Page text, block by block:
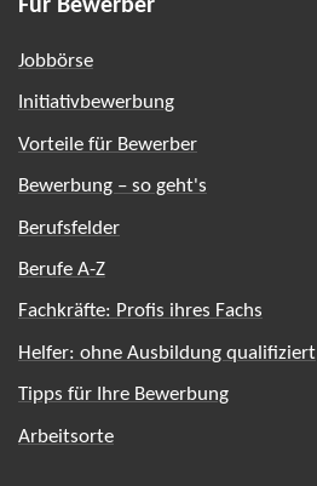
Für Bewerber
Jobbörse
Initiativbewerbung
Vorteile für Bewerber
Bewerbung – so geht's
Berufsfelder
Berufe A-Z
Fachkräfte: Profis ihres Fachs
Helfer: ohne Ausbildung qualifiziert
Tipps für Ihre Bewerbung
Arbeitsorte